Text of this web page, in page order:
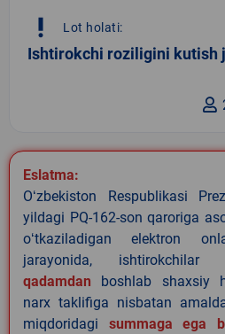
priority_high Lot holati:
Ishtirokchi roziligini kutish
Eslatma:
Oʻzbekiston Respublikasi
yildagi PQ-162-son qaroriga
oʻtkaziladigan elektron
jarayonida,
qadamdan boshlab shaxsiy
narx taklifiga nisbatan
miqdoridagi summaga ega